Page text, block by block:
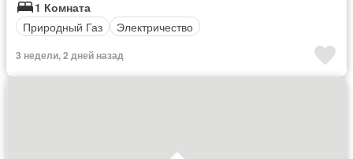
1 Комната
Природный Газ
Электричество
3 недели, 2 дней назад